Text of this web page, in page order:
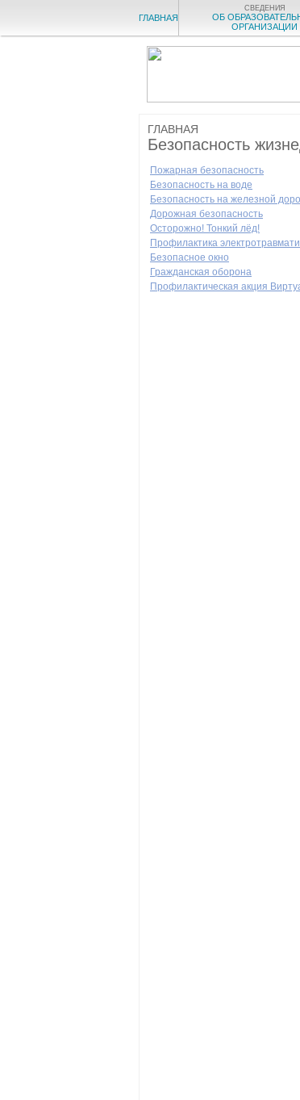
ГЛАВНАЯ
СВЕДЕНИЯ
ОБ
ОРГАНИЗАЦИИ
ГЛАВНАЯ
Безопасность
Пожарная безопасность
Безопасность на воде
Безопасность на железной
Дорожная безопасность
Осторожно! Тонкий лёд!
Профилактика
Безопасное окно
Гражданская оборона
Профилактическая акция